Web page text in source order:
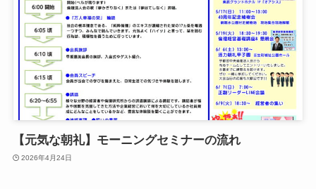
【元気な朝礼】モーニングセミナーの流れ
2026年4月24日